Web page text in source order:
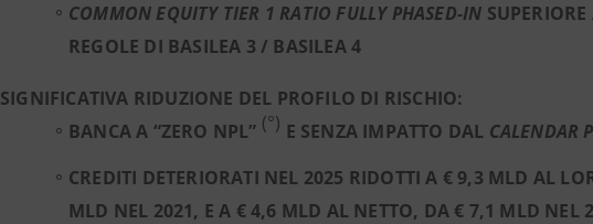
COMMON EQUITY TIER 1 RATIO FULLY PHASED-IN
REGOLE DI BASILEA 3 / BASILEA 4
SIGNIFICATIVA RIDUZIONE DEL PROFILO DI RISCHIO:
BANCA A “ZERO NPL” (°) E SENZA IMPATTO DAL CALENDAR
CREDITI DETERIORATI NEL 2025 RIDOTTI A € 9,3 MLD AL
MLD NEL 2021, E A € 4,6 MLD AL NETTO, DA € 7,1 MLD NEL